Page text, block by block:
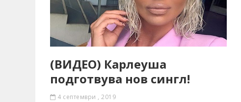
(ВИДЕО) Карлеуша
подготвува нов сингл!
4 септември , 2019